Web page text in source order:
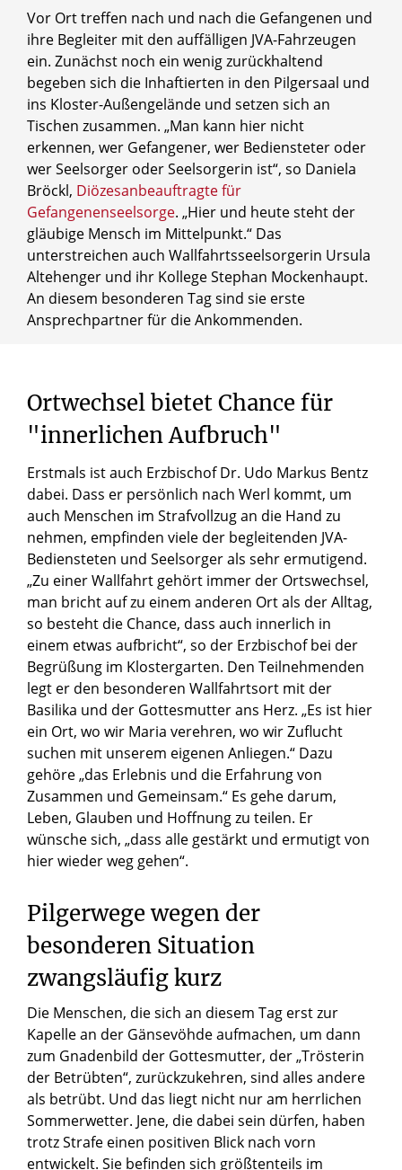
Vor Ort treffen nach und nach die Gefangenen und
ihre Begleiter mit den auffälligen JVA-Fahrzeugen
ein. Zunächst noch ein wenig zurückhaltend
begeben sich die Inhaftierten in den Pilgersaal und
ins Kloster-Außengelände und setzen sich an
Tischen zusammen. „Man kann hier nicht
erkennen, wer Gefangener, wer Bediensteter oder
wer Seelsorger oder Seelsorgerin ist“, so Daniela
Bröckl, Diözesanbeauftragte für
Gefangenenseelsorge. „Hier und heute steht der
gläubige Mensch im Mittelpunkt.“ Das
unterstreichen auch Wallfahrtsseelsorgerin Ursula
Altehenger und ihr Kollege Stephan Mockenhaupt.
An diesem besonderen Tag sind sie erste
Ansprechpartner für die Ankommenden.
OrtwechselbietetChance für
"innerlichenAufbruch"
Erstmals ist auch Erzbischof Dr. Udo Markus Bentz
dabei. Dass er persönlich nach Werl kommt, um
auch Menschen im Strafvollzug an die Hand zu
nehmen, empfinden viele der begleitenden JVA-
Bediensteten und Seelsorger als sehr ermutigend.
„Zu einer Wallfahrt gehört immer der Ortswechsel,
man bricht auf zu einem anderen Ort als der Alltag,
so besteht die Chance, dass auch innerlich in
einem etwas aufbricht“, so der Erzbischof bei der
Begrüßung im Klostergarten. Den Teilnehmenden
legt er den besonderen Wallfahrtsort mit der
Basilika und der Gottesmutter ans Herz. „Es ist hier
ein Ort, wo wir Maria verehren, wo wir Zuflucht
suchen mit unserem eigenen Anliegen.“ Dazu
gehöre „das Erlebnis und die Erfahrung von
Zusammen und Gemeinsam.“ Es gehe darum,
Leben, Glauben und Hoffnung zu teilen. Er
wünsche sich, „dass alle gestärkt und ermutigt von
hier wieder weg gehen“.
Pilgerwege wegen der
besonderen Situation
zwangsläufig kurz
Die Menschen, die sich an diesem Tag erst zur
Kapelle an der Gänsevöhde aufmachen, um dann
zum Gnadenbild der Gottesmutter, der „Trösterin
der Betrübten“, zurückzukehren, sind alles andere
als betrübt. Und das liegt nicht nur am herrlichen
Sommerwetter. Jene, die dabei sein dürfen, haben
trotz Strafe einen positiven Blick nach vorn
entwickelt. Sie befinden sich größtenteils im